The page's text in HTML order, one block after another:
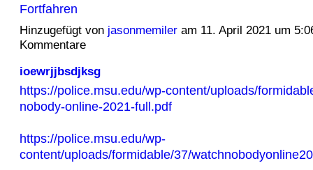
Fortfahren
Hinzugefügt von jasonmemileram 11. April 2021 um
Kommentare
ioewrjjbsdjksg
https://police.msu.edu/wp-content/uploads/
nobody-online-2021-full.pdf
https://police.msu.edu/wp-
content/uploads/formidable/37/